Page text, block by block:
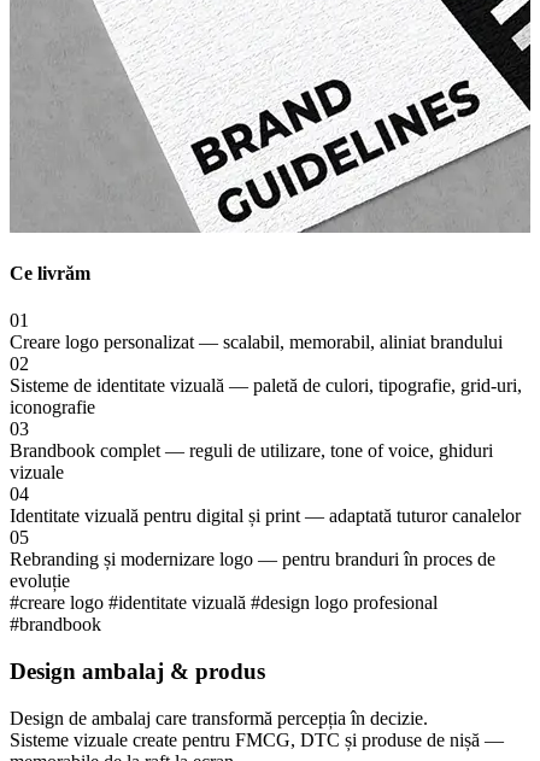
Ce livrăm
01
Creare logo personalizat — scalabil, memorabil, aliniat brandului
02
Sisteme de identitate vizuală — paletă de culori, tipografie, grid-uri,
iconografie
03
Brandbook complet — reguli de utilizare, tone of voice, ghiduri
vizuale
04
Identitate vizuală pentru digital și print — adaptată tuturor canalelor
05
Rebranding și modernizare logo — pentru branduri în proces de
evoluție
#creare logo #identitate vizuală #design logo profesional
#brandbook
Design ambalaj & produs
Design de ambalaj care transformă percepția în decizie.
Sisteme vizuale create pentru FMCG, DTC și produse de nișă —